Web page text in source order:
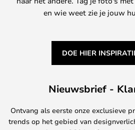
en wie weet zie je jouw
DOE HIER
Nieuwsbrief -
Ontvang als eerste onze exclusieve
trends op het gebied van